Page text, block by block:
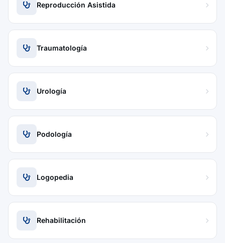
Reproducción Asistida
Traumatología
Urología
Podología
Logopedia
Rehabilitación